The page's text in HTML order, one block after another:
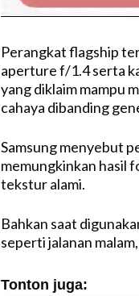
Perangkat flagship
aperture f/1.4 serta
yang diklaim mampu
cahaya dibanding
Samsung menyebut
memungkinkan hasil
tekstur alami.
Bahkan saat
seperti jalanan
Tonton juga: